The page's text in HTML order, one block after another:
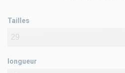
Tailles
longueur